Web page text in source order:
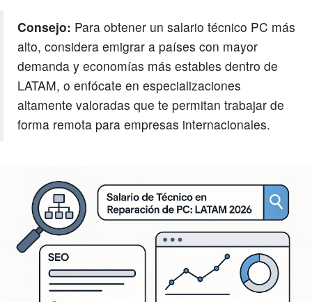
Consejo: Para obtener un salario técnico PC más
alto, considera emigrar a países con mayor
demanda y economías más estables dentro de
LATAM, o enfócate en especializaciones
altamente valoradas que te permitan trabajar de
forma remota para empresas internacionales.